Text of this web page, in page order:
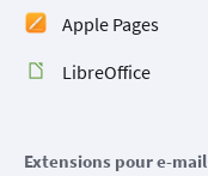
Apple Pages
LibreOffice
Extensions pour e-mail